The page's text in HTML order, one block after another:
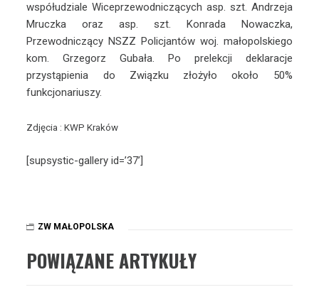
współudziale Wiceprzewodniczących asp. szt. Andrzeja
Mruczka oraz asp. szt. Konrada Nowaczka,
Przewodniczący NSZZ Policjantów woj. małopolskiego
kom. Grzegorz Gubała. Po prelekcji deklaracje
przystąpienia do Związku złożyło około 50%
funkcjonariuszy.
Zdjęcia : KWP Kraków
[supsystic-gallery id=’37’]
ZW MAŁOPOLSKA
POWIĄZANE ARTYKUŁY